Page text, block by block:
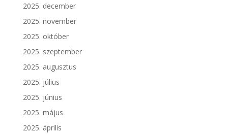
2025. december
2025. november
2025. október
2025. szeptember
2025. augusztus
2025. július
2025. június
2025. május
2025. április